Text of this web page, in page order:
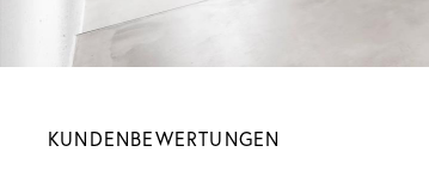
KUNDENBEWERTUNGEN